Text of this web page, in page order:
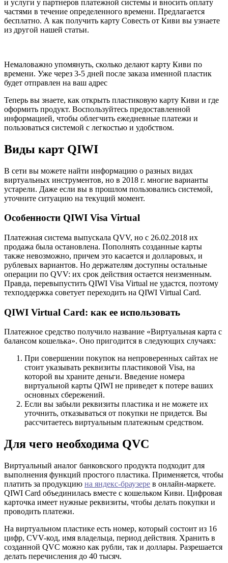
и услуги у партнеров платежной системы и вносить оплату
частями в течение определенного времени. Предлагается
бесплатно. А как получить карту Совесть от Киви вы узнаете
из другой нашей статьи.
Немаловажно упомянуть, сколько делают карту Киви по
времени. Уже через 3-5 дней после заказа именной пластик
будет отправлен на ваш адрес
Теперь вы знаете, как открыть пластиковую карту Киви и где
оформить продукт. Воспользуйтесь предоставленной
информацией, чтобы облегчить ежедневные платежи и
пользоваться системой с легкостью и удобством.
Виды карт QIWI
В сети вы можете найти информацию о разных видах
виртуальных инструментов, но в 2018 г. многие варианты
устарели. Даже если вы в прошлом пользовались системой,
уточните ситуацию на текущий момент.
Особенности QIWI Visa Virtual
Платежная система выпускала QVV, но с 26.02.2018 их
продажа была остановлена. Пополнять созданные карты
также невозможно, причем это касается и долларовых, и
рублевых вариантов. Но держателям доступны остальные
операции по QVV: их срок действия остается неизменным.
Правда, перевыпустить QIWI Visa Virtual не удастся, поэтому
техподдержка советует переходить на QIWI Virtual Card.
QIWI Virtual Card: как ее использовать
Платежное средство получило название «Виртуальная карта с
балансом кошелька». Оно пригодится в следующих случаях:
При совершении покупок на непроверенных сайтах не
стоит указывать реквизиты пластиковой Visa, на
которой вы храните деньги. Введение номера
виртуальной карты QIWI не приведет к потере ваших
основных сбережений.
Если вы забыли реквизиты пластика и не можете их
уточнить, отказываться от покупки не придется. Вы
рассчитаетесь виртуальным платежным средством.
Для чего необходима QVC
Виртуальный аналог банковского продукта подходит для
выполнения функций простого пластика. Применяется, чтобы
платить за продукцию на яндекс-браузере в онлайн-маркете.
QIWI Card объединилась вместе с кошельком Киви. Цифровая
карточка имеет нужные реквизиты, чтобы делать покупки и
проводить платежи.
На виртуальном пластике есть номер, который состоит из 16
цифр, CVV-код, имя владельца, период действия. Хранить в
созданной QVC можно как рубли, так и доллары. Разрешается
делать перечисления до 40 тысяч.